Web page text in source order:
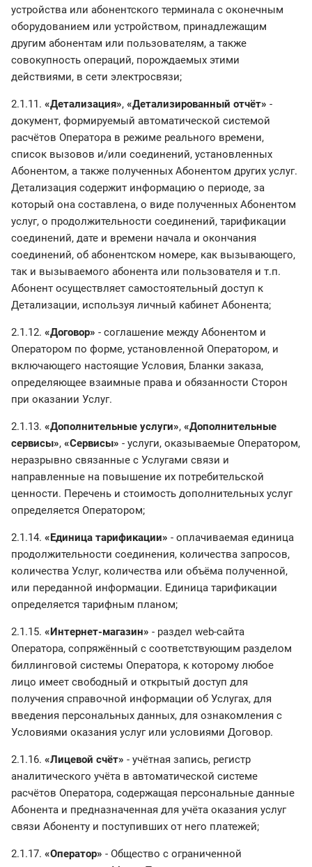
устройства или абонентского терминала с оконечным
оборудованием или устройством, принадлежащим
другим абонентам или пользователям, а также
совокупность операций, порождаемых этими
действиями, в сети электросвязи;
2.1.11. «Детализация», «Детализированный отчёт» -
документ, формируемый автоматической системой
расчётов Оператора в режиме реального времени,
список вызовов и/или соединений, установленных
Абонентом, а также полученных Абонентом других услуг.
Детализация содержит информацию о периоде, за
который она составлена, о виде полученных Абонентом
услуг, о продолжительности соединений, тарификации
соединений, дате и времени начала и окончания
соединений, об абонентском номере, как вызывающего,
так и вызываемого абонента или пользователя и т.п.
Абонент осуществляет самостоятельный доступ к
Детализации, используя личный кабинет Абонента;
2.1.12. «Договор» - соглашение между Абонентом и
Оператором по форме, установленной Оператором, и
включающего настоящие Условия, Бланки заказа,
определяющее взаимные права и обязанности Сторон
при оказании Услуг.
2.1.13. «Дополнительные услуги», «Дополнительные
сервисы», «Сервисы» - услуги, оказываемые Оператором,
неразрывно связанные с Услугами связи и
направленные на повышение их потребительской
ценности. Перечень и стоимость дополнительных услуг
определяется Оператором;
2.1.14. «Единица тарификации» - оплачиваемая единица
продолжительности соединения, количества запросов,
количества Услуг, количества или объёма полученной,
или переданной информации. Единица тарификации
определяется тарифным планом;
2.1.15. «Интернет-магазин» - раздел web-сайта
Оператора, сопряжённый с соответствующим разделом
биллинговой системы Оператора, к которому любое
лицо имеет свободный и открытый доступ для
получения справочной информации об Услугах, для
введения персональных данных, для ознакомления с
Условиями оказания услуг или условиями Договор.
2.1.16. «Лицевой счёт» - учётная запись, регистр
аналитического учёта в автоматической системе
расчётов Оператора, содержащая персональные данные
Абонента и предназначенная для учёта оказания услуг
связи Абоненту и поступивших от него платежей;
2.1.17. «Оператор» - Общество с ограниченной